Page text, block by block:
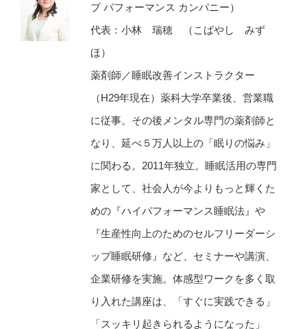
プ パフォーマンス カンパニー）
代表：小林 瑞穂 （こばやし みず
ほ）
薬剤師／睡眠改善インストラクター
（H29年現在）薬科大学卒業後、営業職
に従事。その後メンタル専門の薬剤師と
なり、延べ５万人以上の「眠りの悩み」
に関わる。2011年独立。睡眠活用の専門
家として、社会人が今よりもっと輝くた
めの『ハイパフォーマンス睡眠法』や
『生産性向上のためのセルフリーダーシ
ップ睡眠研修』など、セミナーや講演、
企業研修を実施。体感型ワークを多く取
り入れた講座は、「すぐに実践できる」
「スッキリ起きられるようになった」